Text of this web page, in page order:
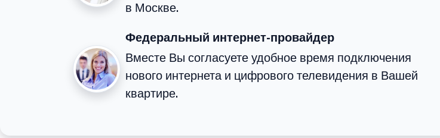
в Москве.
Федеральный интернет-провайдер
Вместе Вы согласуете удобное время подключения
нового интернета и цифрового телевидения в Вашей
квартире.